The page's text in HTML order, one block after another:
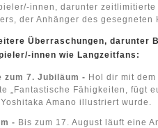
innen, darunter zeitlimitierte
der Anhänger des gesegneten
Überraschungen, darunter
innen wie Langzeitfans:
7. Jubiläum - Hol dir mit
„Fantastische Fähigkeiten, fügt
Amano illustriert wurde.
- Bis zum 17. August läuft eine